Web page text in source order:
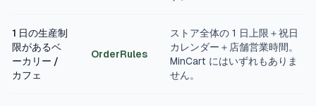
1 日の生産制
限があるベ
ーカリー /
カフェ
OrderRules
ストア全体の 1 日上限＋祝日
カレンダー＋店舗営業時間。
MinCart にはいずれもありま
せん。